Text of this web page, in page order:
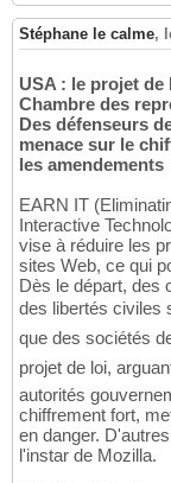
Stéphane le calme,
USA : le projet
Chambre des
Des défenseurs
menace sur le
les amendements
EARN IT
Interactive
vise à réduire les
sites Web, ce qui
Dès le départ, des
des libertés civiles
que des sociétés
projet de loi,
autorités
chiffrement fort,
en danger.
l'instar de Mozilla.